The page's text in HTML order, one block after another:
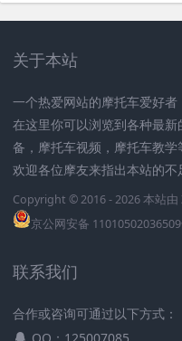
关于本站
一个热爱网站的摩托车爱好者
在这里你可以浏览到各种最
备，摩托车视频，摩托车教
欢迎各位摩友来指出本站的不
Copyright © 2016 - 2026 本站由
京公网安备
联系我们
合作或咨询可通过以下方式：